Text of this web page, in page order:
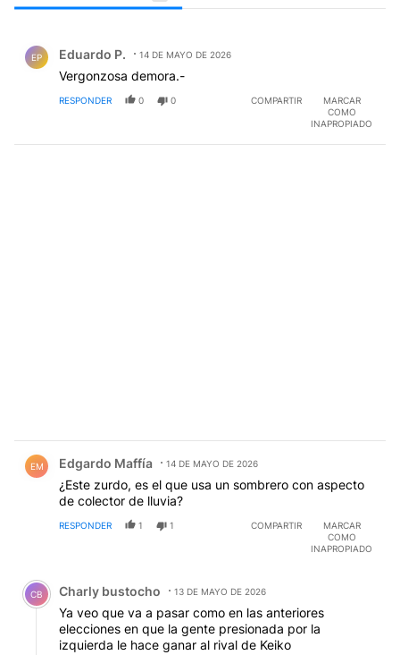
EP Eduardo P. 14 DE MAYO DE 2026
Vergonzosa demora.-
RESPONDER 0 0 COMPARTIR
MARCAR
COMO
INAPROPIADO
EM Edgardo Maffía 14 DE MAYO DE 2026
¿Este zurdo, es el que usa un sombrero con aspecto
de colector de lluvia?
RESPONDER 1 1 COMPARTIR
MARCAR
COMO
INAPROPIADO
Comentario de Charly bustocho.
CB Charly bustocho 13 DE MAYO DE 2026
Ya veo que va a pasar como en las anteriores
elecciones en que la gente presionada por la
izquierda le hace ganar al rival de Keiko